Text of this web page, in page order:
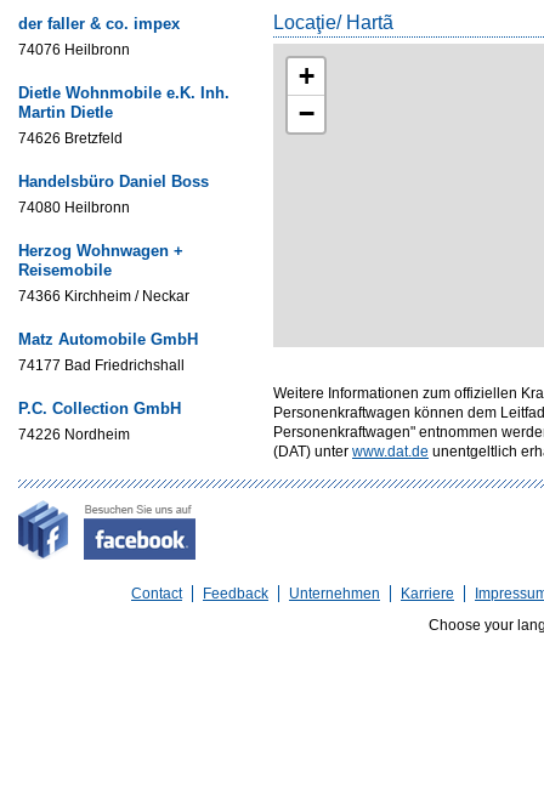
der faller & co. impex
74076 Heilbronn
Dietle Wohnmobile e.K. Inh.
Martin Dietle
74626 Bretzfeld
Handelsbüro Daniel Boss
74080 Heilbronn
Herzog Wohnwagen +
Reisemobile
74366 Kirchheim / Neckar
Matz Automobile GmbH
74177 Bad Friedrichshall
P.C. Collection GmbH
74226 Nordheim
Locaţie/ Hartã
+
−
Weitere Informationen zum offiziellen
Personenkraftwagen können dem
Personenkraftwagen" entnommen
(DAT) unter www.dat.de unentgeltlich
Contact Feedback Unternehmen Karriere
Choose your